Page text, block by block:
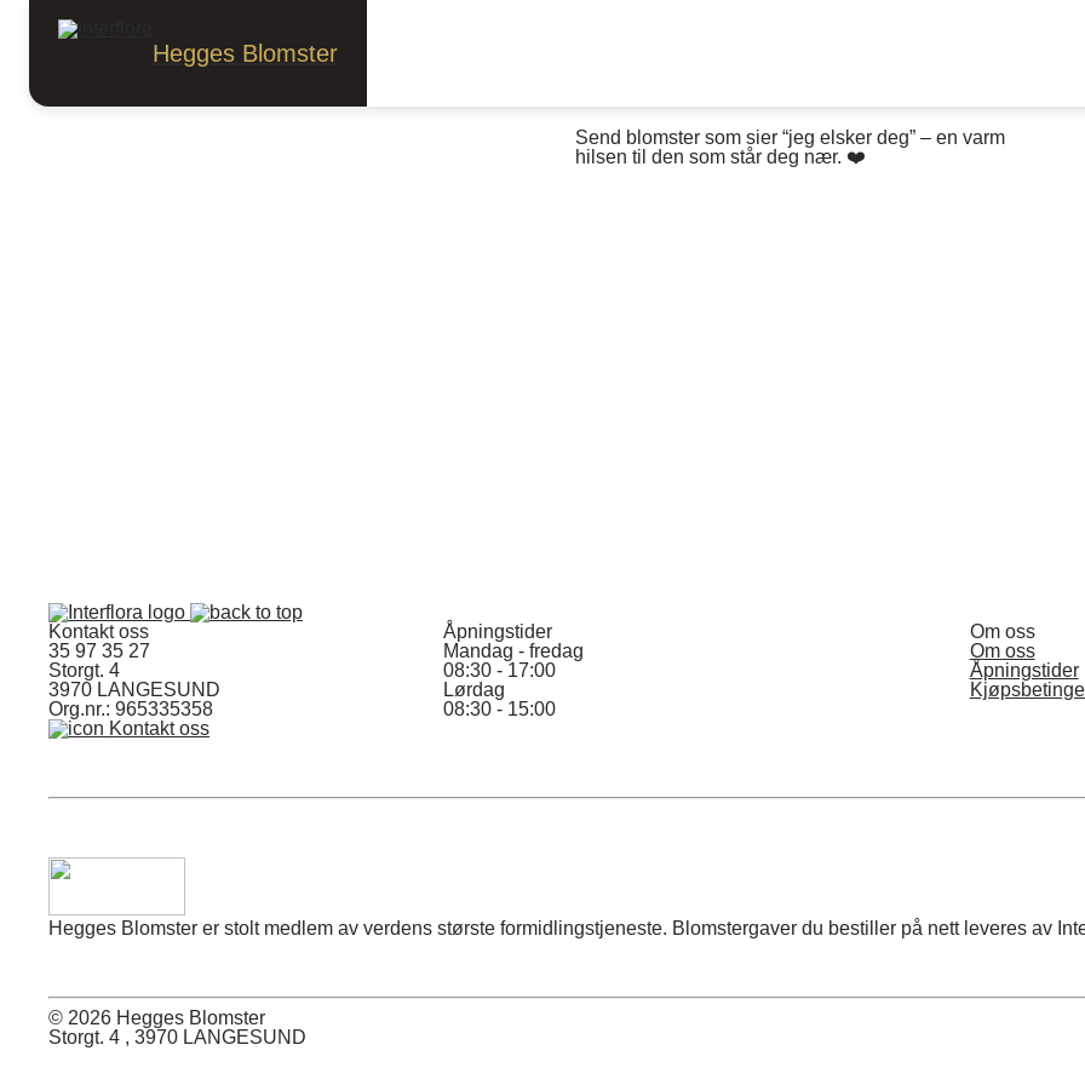
Hegges Blomster
Kjærlighet
Send blomster som sier “jeg elsker deg” – en varm
hilsen til den som står deg nær. ❤️
Kontakt oss
35 97 35 27
Storgt. 4
3970 LANGESUND
Org.nr.: 965335358
Kontakt oss
Åpningstider
Mandag - fredag
08:30 - 17:00
Lørdag
08:30 - 15:00
Om oss
Om oss
Åpningstider
Hegges Blomster er stolt medlem av verdens største formidlingstjeneste. Blomstergaver du bestiller på nett leveres av
© 2026 Hegges Blomster
Storgt. 4 , 3970 LANGESUND